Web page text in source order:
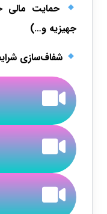
حمایت مالی
جهیزیه و…)
شفاف‌سازی